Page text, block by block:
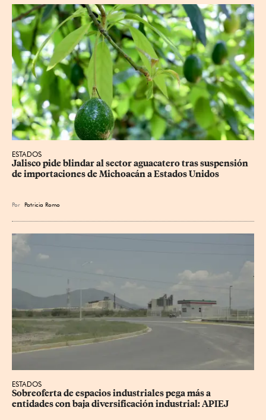
ESTADOS
Jalisco pide blindar al sector aguacatero tras suspensión
de importaciones de Michoacán a Estados Unidos
Por Patricia Romo
ESTADOS
Sobreoferta de espacios industriales pega más a
entidades con baja diversificación industrial: APIEJ